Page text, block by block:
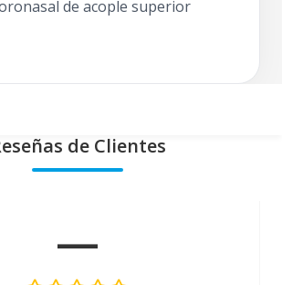
de acople superior
de Clientes
—